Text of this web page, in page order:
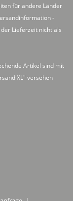
für andere Länder
-
Lieferzeit nicht als
Artikel sind mit
XL" versehen